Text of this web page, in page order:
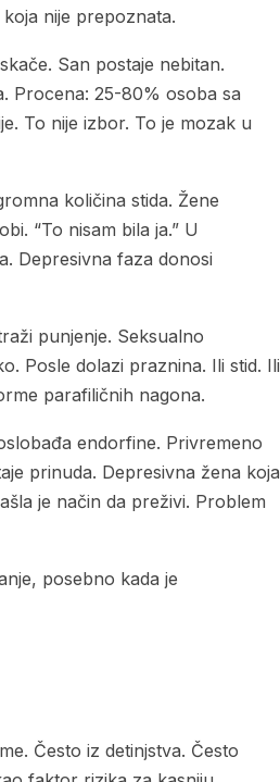
nije prepoznata.
San postaje nebitan.
Procena: 25-80% osoba sa
To nije izbor. To je mozak u
“To nisam bila ja.” U
Depresivna faza donosi
punjenje. Seksualno
Posle dolazi praznina. Ili stid. Ili
parafiličnih nagona.
endorfine. Privremeno
prinuda. Depresivna žena koja
je način da preživi. Problem
posebno kada je